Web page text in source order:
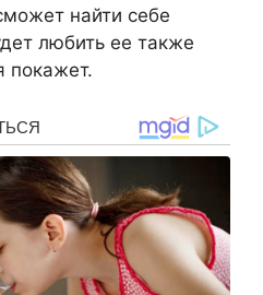
найти себе
любить ее также
покажет.